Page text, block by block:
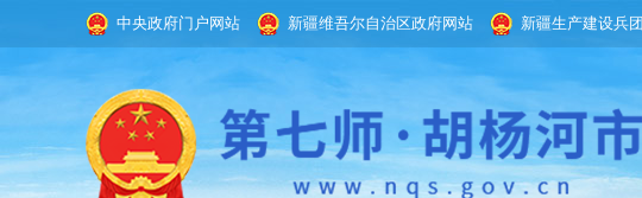
中央政府门户网站 新疆维吾尔自治区政府网站 新疆生产建设兵团